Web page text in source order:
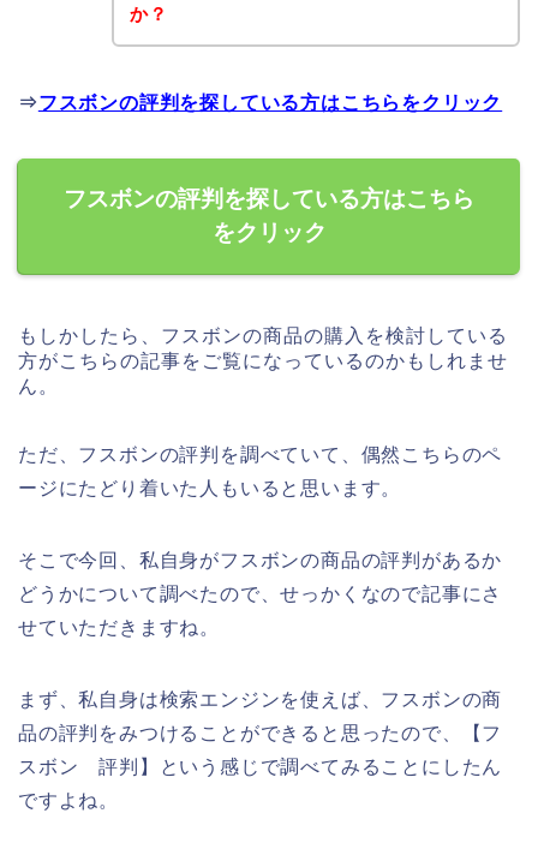
か？
⇒フスボンの評判を探している方はこちらをクリック
フスボンの評判を探している方はこちら
をクリック
もしかしたら、フスボンの商品の購入を検討している
方がこちらの記事をご覧になっているのかもしれませ
ん。
ただ、フスボンの評判を調べていて、偶然こちらのペ
ージにたどり着いた人もいると思います。
そこで今回、私自身がフスボンの商品の評判があるか
どうかについて調べたので、せっかくなので記事にさ
せていただきますね。
まず、私自身は検索エンジンを使えば、フスボンの商
品の評判をみつけることができると思ったので、【フ
スボン 評判】という感じで調べてみることにしたん
ですよね。